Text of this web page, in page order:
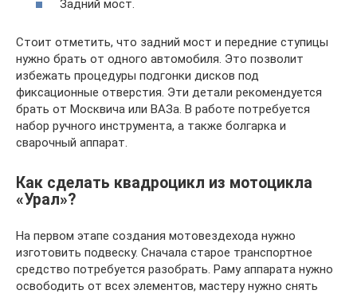
Задний мост.
Стоит отметить, что задний мост и передние ступицы
нужно брать от одного автомобиля. Это позволит
избежать процедуры подгонки дисков под
фиксационные отверстия. Эти детали рекомендуется
брать от Москвича или ВАЗа. В работе потребуется
набор ручного инструмента, а также болгарка и
сварочный аппарат.
Как сделать квадроцикл из мотоцикла
«Урал»?
На первом этапе создания мотовездехода нужно
изготовить подвеску. Сначала старое транспортное
средство потребуется разобрать. Раму аппарата нужно
освободить от всех элементов, мастеру нужно снять